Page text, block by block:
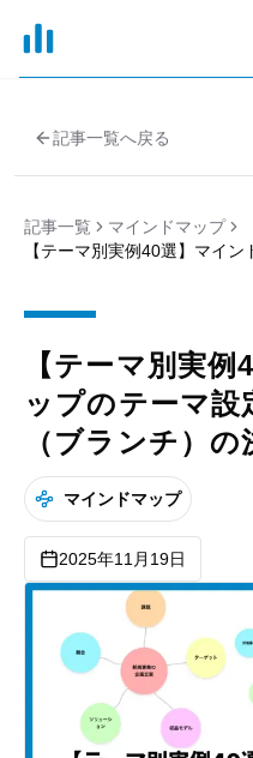
xGrapher
記事一覧へ戻る
記事一覧
マインドマップ
【テーマ別実例40選】マイ
【テーマ別実
ップのテーマ設
（ブランチ）の
マインドマップ
2025年11月19日